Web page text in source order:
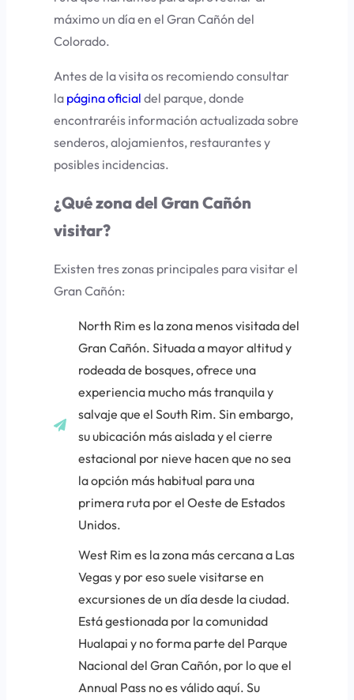
máximo un día en el Gran Cañón del
Colorado.
Antes de la visita os recomiendo consultar
la página oficial del parque, donde
encontraréis información actualizada sobre
senderos, alojamientos, restaurantes y
posibles incidencias.
¿Qué zona del Gran Cañón
visitar?
Existen tres zonas principales para visitar el
Gran Cañón:
North Rim es la zona menos visitada del
Gran Cañón. Situada a mayor altitud y
rodeada de bosques, ofrece una
experiencia mucho más tranquila y
salvaje que el South Rim. Sin embargo,
su ubicación más aislada y el cierre
estacional por nieve hacen que no sea
la opción más habitual para una
primera ruta por el Oeste de Estados
Unidos.
West Rim es la zona más cercana a Las
Vegas y por eso suele visitarse en
excursiones de un día desde la ciudad.
Está gestionada por la comunidad
Hualapai y no forma parte del Parque
Nacional del Gran Cañón, por lo que el
Annual Pass no es válido aquí. Su